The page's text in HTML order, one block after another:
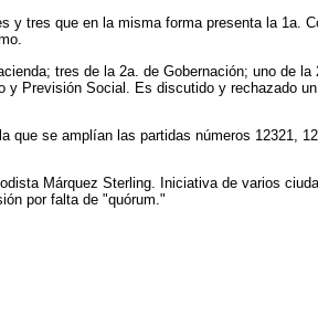
tres que en la misma forma presenta la 1a.
tres de la 2a. de Gobernación; uno de
Previsión Social. Es discutido y rechazado
se amplían las partidas números 12321,
Márquez Sterling. Iniciativa de varios
por falta de "quórum."